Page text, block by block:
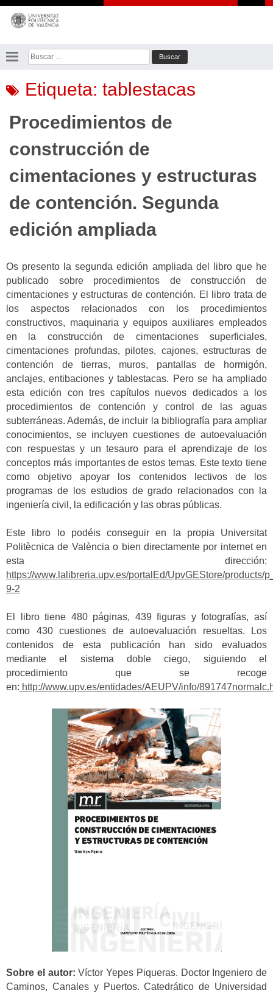
Saltar
contenido
Buscar:
Etiqueta: tablestacas
Procedimientos de
construcción de
cimentaciones y estructuras
de contención. Segunda
edición ampliada
Os presento la segunda edición ampliada del libro que he
publicado sobre procedimientos de construcción de
cimentaciones y estructuras de contención. El libro trata de
los aspectos relacionados con los procedimientos
constructivos, maquinaria y equipos auxiliares empleados
en la construcción de cimentaciones superficiales,
cimentaciones profundas, pilotes, cajones, estructuras de
contención de tierras, muros, pantallas de hormigón,
anclajes, entibaciones y tablestacas. Pero se ha ampliado
esta edición con tres capítulos nuevos dedicados a los
procedimientos de contención y control de las aguas
subterráneas. Además, de incluir la bibliografía para ampliar
conocimientos, se incluyen cuestiones de autoevaluación
con respuestas y un tesauro para el aprendizaje de los
conceptos más importantes de estos temas. Este texto tiene
como objetivo apoyar los contenidos lectivos de los
programas de los estudios de grado relacionados con la
ingeniería civil, la edificación y las obras públicas.
Este libro lo podéis conseguir en la propia Universitat
Politècnica de València o bien directamente por internet en
esta dirección:
https://www.lalibreria.upv.es/portalEd/UpvGEStore/products/
9-2
El libro tiene 480 páginas, 439 figuras y fotografías, así
como 430 cuestiones de autoevaluación resueltas. Los
contenidos de esta publicación han sido evaluados
mediante el sistema doble ciego, siguiendo el
procedimiento que se recoge
en: http://www.upv.es/entidades/AEUPV/info/
Sobre el autor: Víctor Yepes Piqueras. Doctor Ingeniero de
Caminos, Canales y Puertos. Catedrático de Universidad